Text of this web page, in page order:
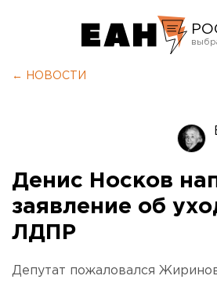
← НОВОСТИ
Денис Носков
заявление об
ЛДПР
Депутат пожаловался